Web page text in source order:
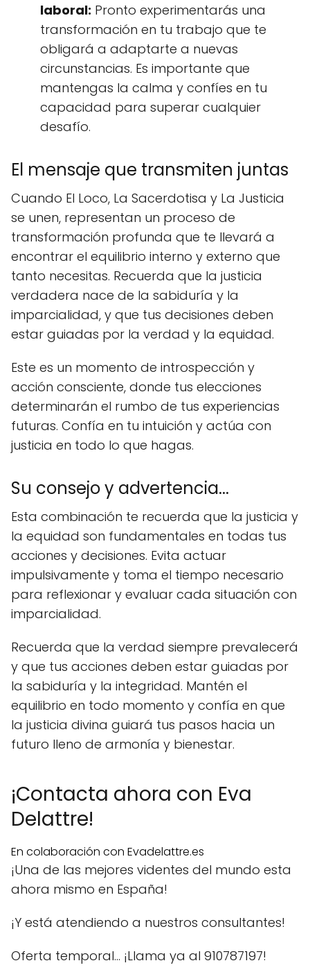
laboral: Pronto experimentarás una
transformación en tu trabajo que te
obligará a adaptarte a nuevas
circunstancias. Es importante que
mantengas la calma y confíes en tu
capacidad para superar cualquier
desafío.
El mensaje que transmiten juntas
Cuando El Loco, La Sacerdotisa y La Justicia
se unen, representan un proceso de
transformación profunda que te llevará a
encontrar el equilibrio interno y externo que
tanto necesitas. Recuerda que la justicia
verdadera nace de la sabiduría y la
imparcialidad, y que tus decisiones deben
estar guiadas por la verdad y la equidad.
Este es un momento de introspección y
acción consciente, donde tus elecciones
determinarán el rumbo de tus experiencias
futuras. Confía en tu intuición y actúa con
justicia en todo lo que hagas.
Su consejo y advertencia...
Esta combinación te recuerda que la justicia y
la equidad son fundamentales en todas tus
acciones y decisiones. Evita actuar
impulsivamente y toma el tiempo necesario
para reflexionar y evaluar cada situación con
imparcialidad.
Recuerda que la verdad siempre prevalecerá
y que tus acciones deben estar guiadas por
la sabiduría y la integridad. Mantén el
equilibrio en todo momento y confía en que
la justicia divina guiará tus pasos hacia un
futuro lleno de armonía y bienestar.
¡Contacta ahora con Eva
Delattre!
En colaboración con Evadelattre.es
¡Una de las mejores videntes del mundo esta
ahora mismo en España!
¡Y está atendiendo a nuestros consultantes!
Oferta temporal… ¡Llama ya al 910787197!